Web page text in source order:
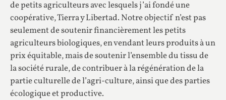
de petits agriculteurs avec lesquels j’ai fondé une
coopérative, Tierra y Libertad. Notre objectif n’est pas
seulement de soutenir financièrement les petits
agriculteurs biologiques, en vendant leurs produits à un
prix équitable, mais de soutenir l’ensemble du tissu de
la société rurale, de contribuer à la régénération de la
partie culturelle de l’agri-culture, ainsi que des parties
écologique et productive.